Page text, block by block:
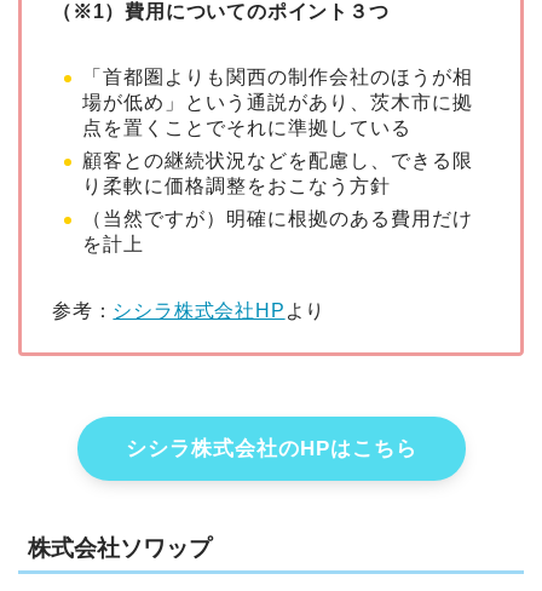
（※1）費用についてのポイント３つ
「首都圏よりも関西の制作会社のほうが相
場が低め」という通説があり、茨木市に拠
点を置くことでそれに準拠している
顧客との継続状況などを配慮し、できる限
り柔軟に価格調整をおこなう方針
（当然ですが）明確に根拠のある費用だけ
を計上
参考： シシラ株式会社HP より
シシラ株式会社のHPはこちら
株式会社ソワップ